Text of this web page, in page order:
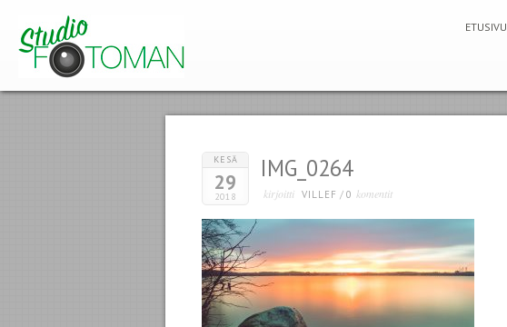
ETUSIVU
KESÄ
29
2018
IMG_0264
kirjoitti VILLEF / 0 komentit